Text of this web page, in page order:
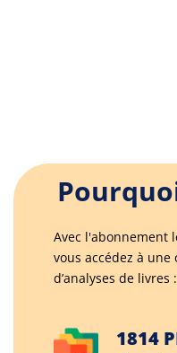
Avec l'abonnement
vous accédez à une
d’analyses de livres :
1814